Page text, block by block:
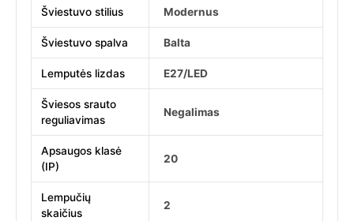
Šviestuvo stilius Modernus
Šviestuvo spalva Balta
Lemputės lizdas E27/LED
Šviesos srauto
reguliavimas
Negalimas
Apsaugos klasė
(IP)
20
Lempučių
skaičius
2